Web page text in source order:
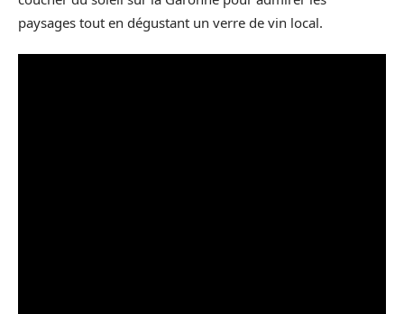
paysages tout en dégustant un verre de vin local.